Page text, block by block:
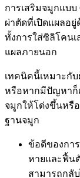
การเสริมจมูกแบบ
ผ่าตัดที่เปิดแผลอ
ทั้งการใส่ซิลิโคนเ
แผลภายนอก
เทคนิคนี้เหมาะกั
หรือหากมีปัญหาก็
จมูกให้โด่งขึ้นหรื
ฐานจมูก
ข้อดีของกา
หายและฟื้น
สามารถกลั